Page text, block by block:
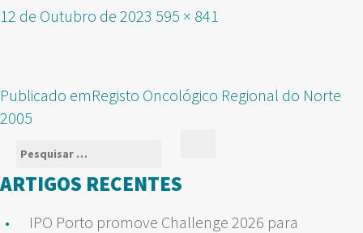
Publicado
12 de Outubro de 2023 Tamanho
595 × 841
NAVEGAÇÃO
DE
ARTIGOS
Publicado emRegisto Oncológico Regional do Norte
2005
Pesquisar
por:
ARTIGOS RECENTES
IPO Porto promove Challenge 2026 para